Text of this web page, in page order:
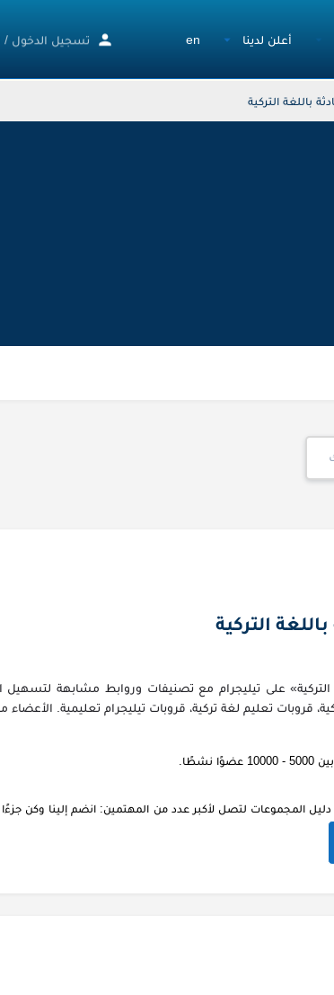
أعلن لدينا en تسجيل الدخول /
باللغة التركية
التركية
التركية» على تيليجرام مع تصنيفات وروابط مشابهة
قروبات تعليم لغة تركية، قروبات تيليجرام تعليمية. الأعضاء
المجموعات لتصل لأكبر عدد من المهتمين: انضم إلينا وكن